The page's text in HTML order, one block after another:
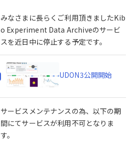
みなさまに長らくご利用頂きましたKib
o Experiment Data Archiveのサービ
スを近日中に停止する予定です。
UDON3公開開始
サービスメンテナンスの為、以下の期
間にてサービスが利用不可となりま
す。